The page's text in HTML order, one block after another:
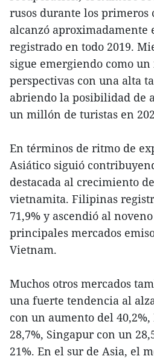
rusos durante los primeros
alcanzó aproximadamente
registrado en todo 2019.
sigue emergiendo como
perspectivas con una alta
abriendo la posibilidad de
un millón de turistas en
En términos de ritmo de
Asiático siguió
destacada al crecimiento
vietnamita. Filipinas
71,9% y ascendió al
principales mercados
Vietnam.
Muchos otros mercados
una fuerte tendencia al
con un aumento del
28,7%, Singapur con un
21%. En el sur de Asia, el